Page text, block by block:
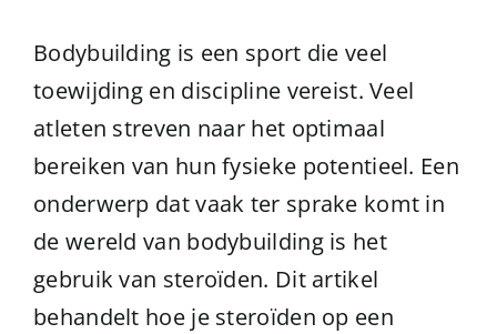
Bodybuilding is een sport die veel
toewijding en discipline vereist. Veel
atleten streven naar het optimaal
bereiken van hun fysieke potentieel. Een
onderwerp dat vaak ter sprake komt in
de wereld van bodybuilding is het
gebruik van steroïden. Dit artikel
behandelt hoe je steroïden op een